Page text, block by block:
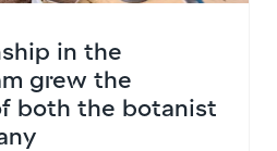
in the
grew the
both the botanist